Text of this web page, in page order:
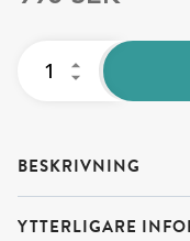
BESKRIVNING
YTTERLIGARE